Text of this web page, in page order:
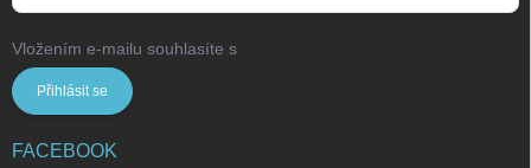
Vložením e-mailu souhlasíte s
Přihlásit se
FACEBOOK